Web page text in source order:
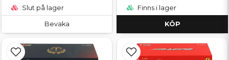
Slut på lager
Bevaka
Finns i lager
KÖP